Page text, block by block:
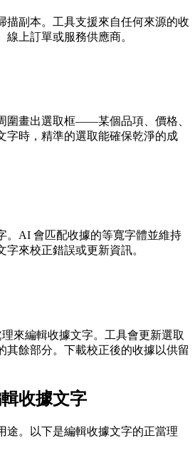
描副本。工具支援來自任何來源的收
上訂單或服務供應商。
圍畫出選取框——某個品項、價格、
字時，精準的選取能確保乾淨的成
。AI 會匹配收據的等寬字體並維持
來校正錯誤或更新資訊。
來編輯收據文字。工具會更新選取
其餘部分。下載校正後的收據以供留
收據文字
途。以下是編輯收據文字的正當理